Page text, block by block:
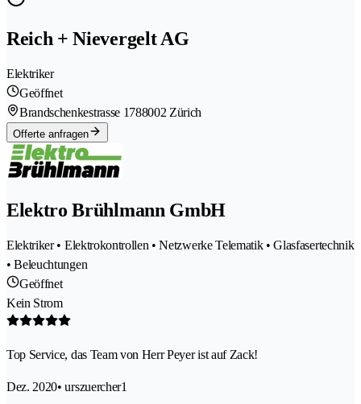
Reich + Nievergelt AG
Elektriker
Geöffnet
Brandschenkestrasse 1788002 Zürich
Offerte anfragen
Elektro Brühlmann GmbH
Elektriker • Elektrokontrollen • Netzwerke Telematik • Glasfasertechnik
• Beleuchtungen
Geöffnet
Kein Strom
Top Service, das Team von Herr Peyer ist auf Zack!
Dez. 2020• urszuercher1